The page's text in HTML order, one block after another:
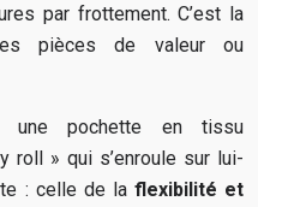
par frottement. C’est la
pièces de valeur ou
une pochette en tissu
roll » qui s’enroule sur lui-
: celle de la flexibilité et